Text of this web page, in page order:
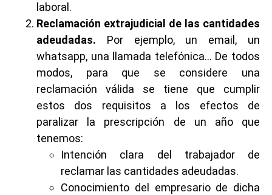
laboral.
Reclamación extrajudicial de las cantidades
adeudadas. Por ejemplo, un email, un
whatsapp, una llamada telefónica… De todos
modos, para que se considere una
reclamación válida se tiene que cumplir
estos dos requisitos a los efectos de
paralizar la prescripción de un año que
tenemos:
Intención clara del trabajador de
reclamar las cantidades adeudadas.
Conocimiento del empresario de dicha